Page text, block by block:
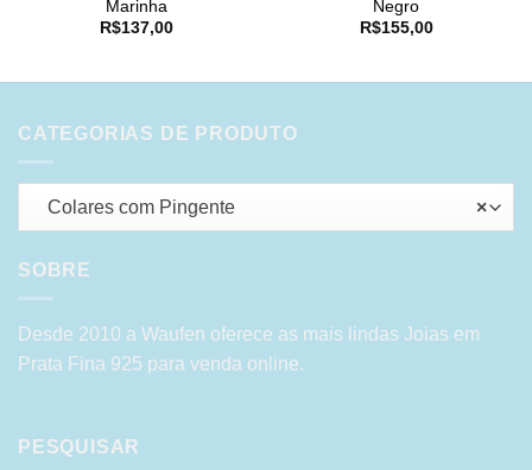
Marinha
R$137,00
Negro
R$155,00
CATEGORIAS DE PRODUTO
×
Colares com Pingente
SOBRE
Desde 2010 a Waufen oferece as mais lindas Joias em
Prata Fina 925 para venda online.
PESQUISAR